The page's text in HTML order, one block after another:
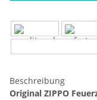
Beschreibung
Original ZIPPO